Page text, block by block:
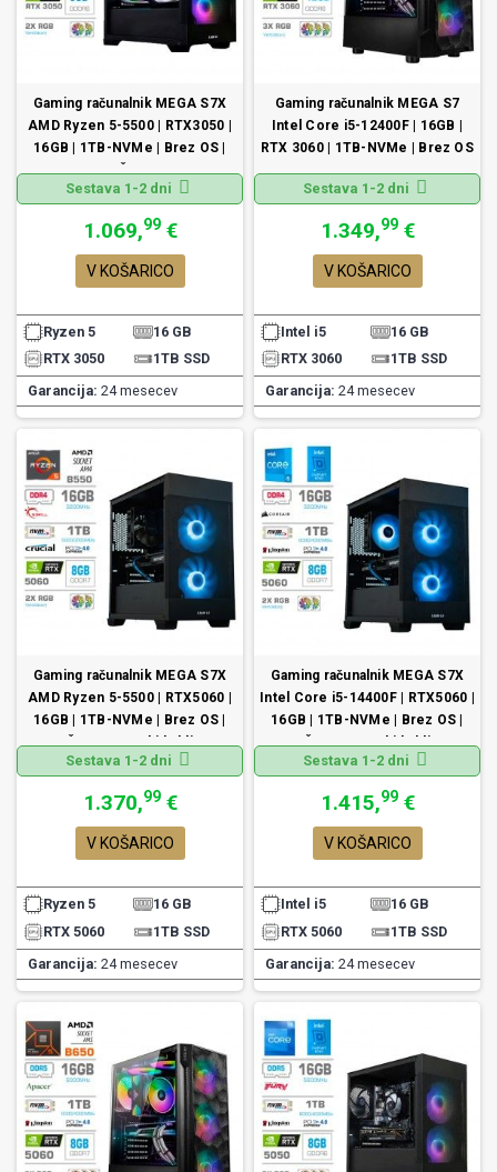
Gaming računalnik MEGA S7X
AMD Ryzen 5-5500 | RTX3050 |
16GB | 1TB-NVMe | Brez OS |
Črn
Sestava 1-2 dni
1.069,99€
V KOŠARICO
Ryzen 5
16 GB
RTX 3050
1TB SSD
Garancija: 24 mesecev
Gaming računalnik MEGA S7
Intel Core i5-12400F | 16GB |
RTX 3060 | 1TB-NVMe | Brez OS
Sestava 1-2 dni
1.349,99€
V KOŠARICO
Intel i5
16 GB
RTX 3060
1TB SSD
Garancija: 24 mesecev
Gaming računalnik MEGA S7X
AMD Ryzen 5-5500 | RTX5060 |
16GB | 1TB-NVMe | Brez OS |
Črn + Estetski kabli
Sestava 1-2 dni
1.370,99€
V KOŠARICO
Ryzen 5
16 GB
RTX 5060
1TB SSD
Garancija: 24 mesecev
Gaming računalnik MEGA S7X
Intel Core i5-14400F | RTX5060 |
16GB | 1TB-NVMe | Brez OS |
Črn + Estetski kabli
Sestava 1-2 dni
1.415,99€
V KOŠARICO
Intel i5
16 GB
RTX 5060
1TB SSD
Garancija: 24 mesecev